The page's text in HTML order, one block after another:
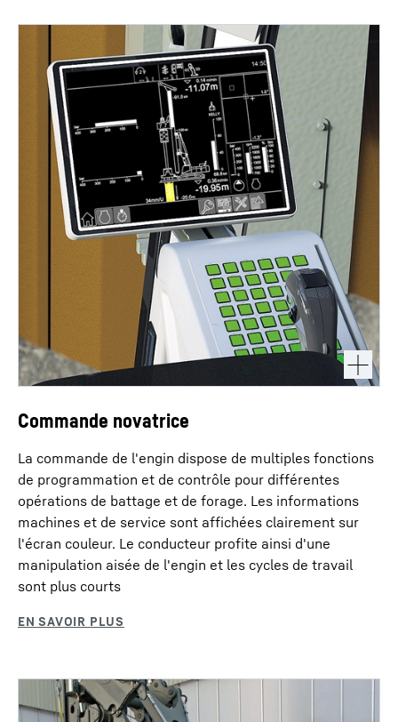
Commande novatrice
La commande de l'engin dispose de multiples fonctions
de programmation et de contrôle pour différentes
opérations de battage et de forage. Les informations
machines et de service sont affichées clairement sur
l'écran couleur. Le conducteur profite ainsi d'une
manipulation aisée de l'engin et les cycles de travail
sont plus courts